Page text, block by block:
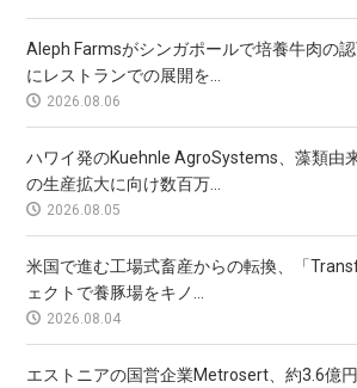
Aleph Farmsがシンガポールで培養牛肉の
にレストランでの展開を...
2026.08.06
ハワイ発のKuehnle AgroSystems、藻類由
の生産拡大に向け数百万...
2026.08.05
米国で進む工場式畜産からの転換、「
ェクトで養豚場をキノ...
2026.08.04
エストニアの国営企業Metrosert、約3.6億